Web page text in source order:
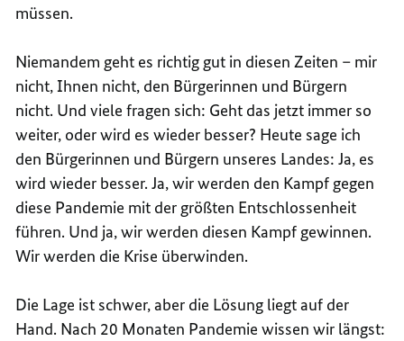
müssen.
Niemandem geht es richtig gut in diesen Zeiten – mir
nicht, Ihnen nicht, den Bürgerinnen und Bürgern
nicht. Und viele fragen sich: Geht das jetzt immer so
weiter, oder wird es wieder besser? Heute sage ich
den Bürgerinnen und Bürgern unseres Landes: Ja, es
wird wieder besser. Ja, wir werden den Kampf gegen
diese Pandemie mit der größten Entschlossenheit
führen. Und ja, wir werden diesen Kampf gewinnen.
Wir werden die Krise überwinden.
Die Lage ist schwer, aber die Lösung liegt auf der
Hand. Nach 20 Monaten Pandemie wissen wir längst: